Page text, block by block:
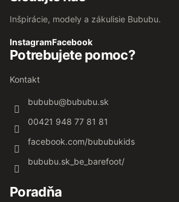
Inšpirácie, modely a zákulisie Bububu.
InstagramFacebook
Potrebujete pomoc?
Kontakt
bububu@bububu.sk
00421 948 77 81 81
facebook.com/bububukids
bububu.sk_be_barefoot/
Poradňa